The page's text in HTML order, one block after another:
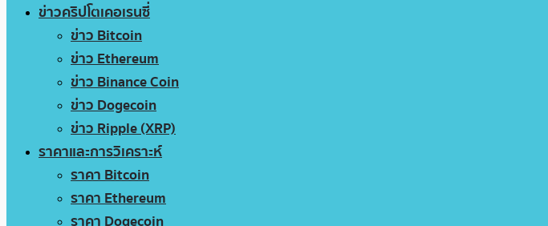
ข่าวคริปโตเคอเรนซี่
ข่าว Bitcoin
ข่าว Ethereum
ข่าว Binance Coin
ข่าว Dogecoin
ข่าว Ripple (XRP)
ราคาและการวิเคราะห์
ราคา Bitcoin
ราคา Ethereum